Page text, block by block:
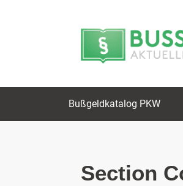
Bußgeldkatalog PKW
Section